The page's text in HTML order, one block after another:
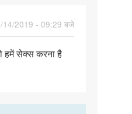
14/2019 - 09:29 बजे
हमें सेक्स करना है